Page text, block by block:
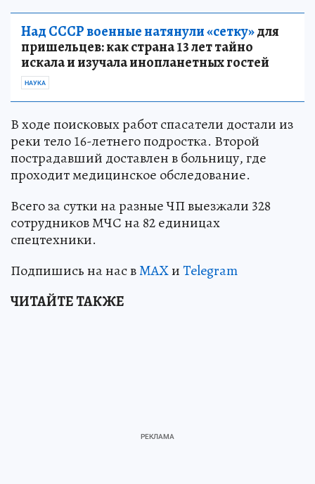
Над СССР военные натянули «сетку»для
пришельцев: как страна 13 лет тайно
искала и изучала инопланетных гостей
НАУКА
В ходе поисковых работ спасатели достали из
реки тело 16-летнего подростка. Второй
пострадавший доставлен в больницу, где
проходит медицинское обследование.
Всего за сутки на разные ЧП выезжали 328
сотрудников МЧС на 82 единицах
спецтехники.
Подпишись на нас вMAXиTelegram
ЧИТАЙТЕ ТАКЖЕ